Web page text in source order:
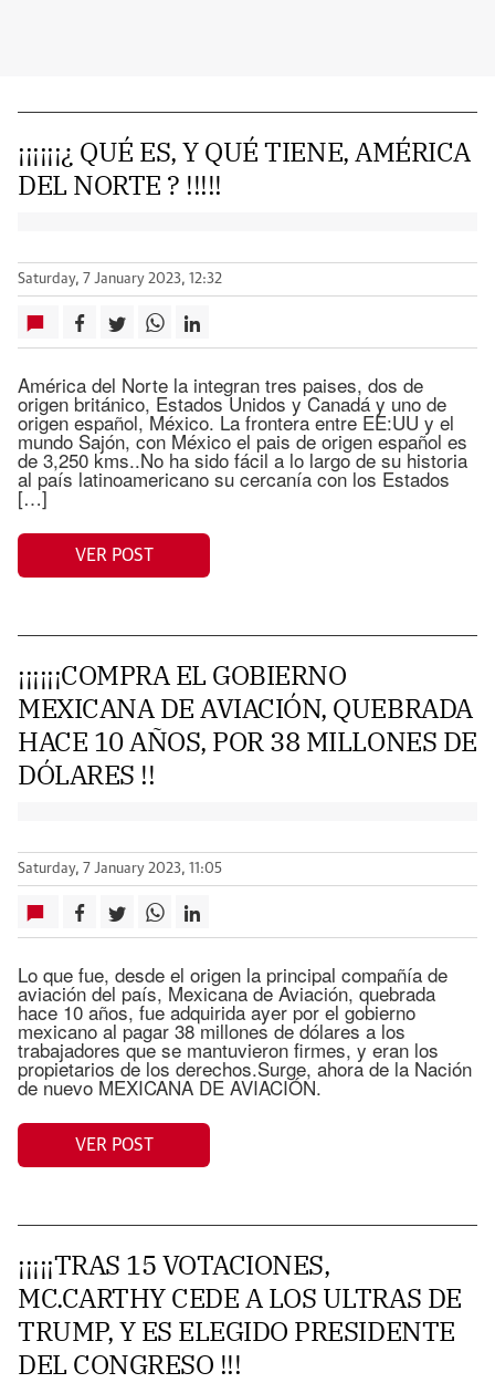
¡¡¡¡¡¡¿ QUÉ ES, Y QUÉ TIENE, AMÉRICA
DEL NORTE ? !!!!!
Saturday, 7 January 2023, 12:32
América del Norte la integran tres paises, dos de
origen británico, Estados Unidos y Canadá y uno de
origen español, México. La frontera entre EE:UU y el
mundo Sajón, con México el pais de origen español es
de 3,250 kms..No ha sido fácil a lo largo de su historia
al país latinoamericano su cercanía con los Estados
[…]
VER POST
¡¡¡¡¡¡COMPRA EL GOBIERNO
MEXICANA DE AVIACIÓN, QUEBRADA
HACE 10 AÑOS, POR 38 MILLONES DE
DÓLARES !!
Saturday, 7 January 2023, 11:05
Lo que fue, desde el origen la principal compañía de
aviación del país, Mexicana de Aviación, quebrada
hace 10 años, fue adquirida ayer por el gobierno
mexicano al pagar 38 millones de dólares a los
trabajadores que se mantuvieron firmes, y eran los
propietarios de los derechos.Surge, ahora de la Nación
de nuevo MEXICANA DE AVIACIÓN.
VER POST
¡¡¡¡¡TRAS 15 VOTACIONES,
MC.CARTHY CEDE A LOS ULTRAS DE
TRUMP, Y ES ELEGIDO PRESIDENTE
DEL CONGRESO !!!